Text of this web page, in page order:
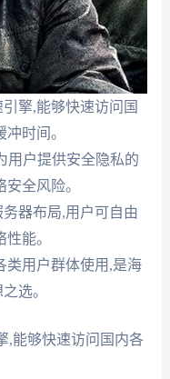
擎,能够快速访问国
时间。
用户提供安全隐私的
全风险。
器布局,用户可自由
能。
类用户群体使用,是海
选。
,能够快速访问国内各